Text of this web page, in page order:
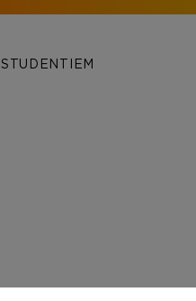
STUDENTIEM